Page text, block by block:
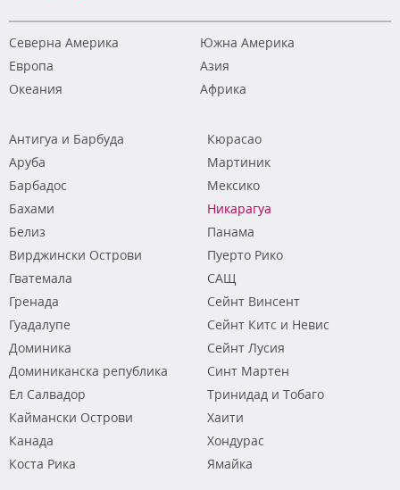
Северна Америка
Южна Америка
Европа
Азия
Океания
Африка
Антигуа и Барбуда
Аруба
Барбадос
Бахами
Белиз
Вирджински Острови
Гватемала
Гренада
Гуадалупе
Доминика
Доминиканска република
Ел Салвадор
Каймански Острови
Канада
Коста Рика
Кюрасао
Мартиник
Мексико
Никарагуа
Панама
Пуерто Рико
САЩ
Сейнт Винсент
Сейнт Китс и Невис
Сейнт Лусия
Синт Мартен
Тринидад и Тобаго
Хаити
Хондурас
Ямайка